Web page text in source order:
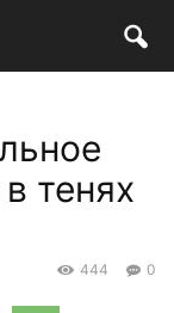
тенях
0
444